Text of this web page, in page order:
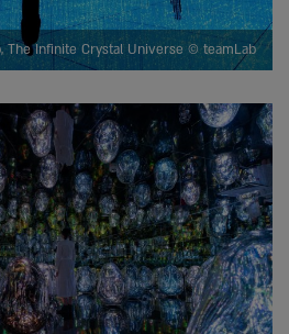
The Infinite Crystal Universe © teamLab